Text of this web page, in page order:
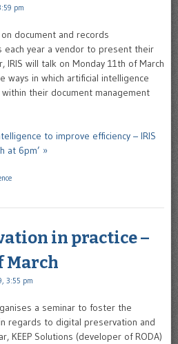
pm
document and records
each year a vendor to present their
IRIS will talk on Monday 11th of March
ways in which artificial intelligence
their document management
to improve efficiency – IRIS
at 6pm’ »
in practice –
March
3:55 pm
a seminar to foster the
regards to digital preservation and
KEEP Solutions (developer of RODA)